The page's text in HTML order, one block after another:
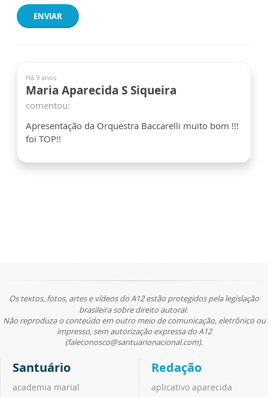
ENVIAR
Há 9 anos
Maria Aparecida S Siqueira
comentou:
Apresentação da Orquestra Baccarelli muito bom !!!
foi TOP!!
Os textos, fotos, artes e vídeos do A12 estão protegidos pela legislação
brasileira sobre direito autoral.
Não reproduza o conteúdo em outro meio de comunicação, eletrônico ou
impresso, sem autorização expressa do A12
(faleconosco@santuarionacional.com).
Santuário
academia marial
Redação
aplicativo aparecida